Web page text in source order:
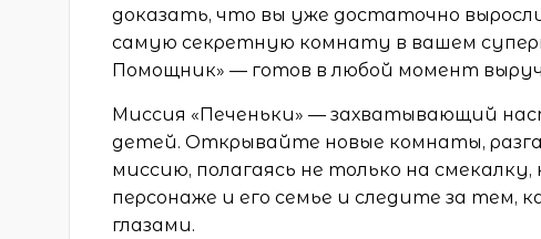
доказать, что вы уже достаточно
самую секретную комнату в вашем
Помощник» — готов в любой момент
Миссия «Печеньки» — захватывающий
детей. Открывайте новые комнаты,
миссию, полагаясь не только на
персонаже и его семье и следите за тем,
глазами.